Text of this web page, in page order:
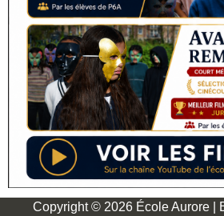
Copyright © 2026 École Aurore |